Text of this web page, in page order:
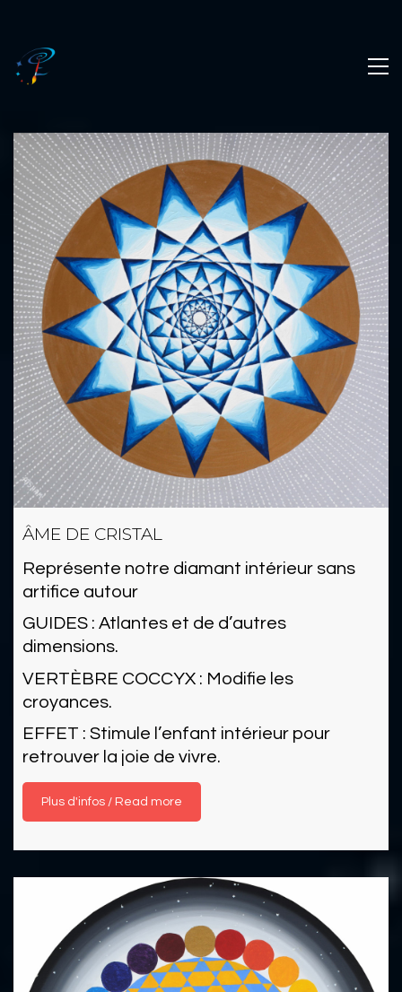
ÂME DE CRISTAL
Représente notre diamant intérieur sans
artifice autour
GUIDES : Atlantes et de d’autres
dimensions.
VERTÈBRE COCCYX : Modifie les
croyances.
EFFET : Stimule l’enfant intérieur pour
retrouver la joie de vivre.
Read more